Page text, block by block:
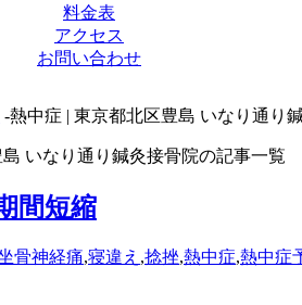
料金表
アクセス
お問い合わせ
-熱中症 | 東京都北区豊島 いなり通り
いなり通り鍼灸接骨院の記事一覧
間短縮
骨神経痛,寝違え ,捻挫,熱中症,熱中症